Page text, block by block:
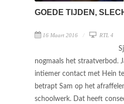
GOEDE TIJDEN,
16 Maart 2016 RTL 4
nogmaals het straatverbod.
intiemer contact met Hein
betrapt Sam op het
schoolwerk. Dat heeft